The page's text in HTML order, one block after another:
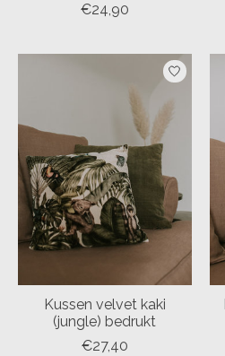
€24,90
Kussen velvet kaki
(jungle) bedrukt
€27,40